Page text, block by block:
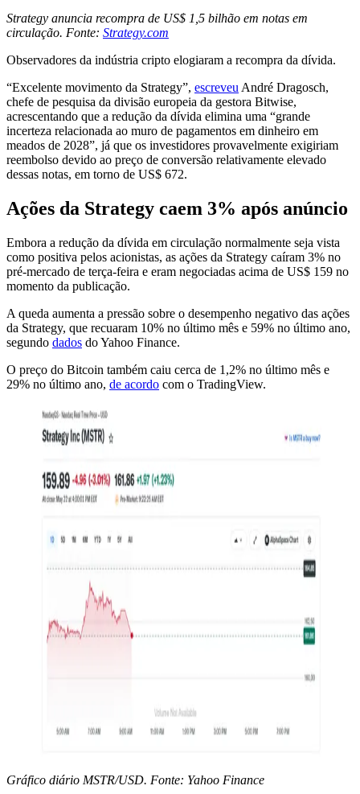
Strategy anuncia recompra de US$ 1,5 bilhão em notas em
circulação. Fonte: Strategy.com
Observadores da indústria cripto elogiaram a recompra da dívida.
“Excelente movimento da Strategy”, escreveu André Dragosch,
chefe de pesquisa da divisão europeia da gestora Bitwise,
acrescentando que a redução da dívida elimina uma “grande
incerteza relacionada ao muro de pagamentos em dinheiro em
meados de 2028”, já que os investidores provavelmente exigiriam
reembolso devido ao preço de conversão relativamente elevado
dessas notas, em torno de US$ 672.
Ações da Strategy caem 3% após anúncio
Embora a redução da dívida em circulação normalmente seja vista
como positiva pelos acionistas, as ações da Strategy caíram 3% no
pré-mercado de terça-feira e eram negociadas acima de US$ 159 no
momento da publicação.
A queda aumenta a pressão sobre o desempenho negativo das ações
da Strategy, que recuaram 10% no último mês e 59% no último ano,
segundo dados do Yahoo Finance.
O preço do Bitcoin também caiu cerca de 1,2% no último mês e
29% no último ano, de acordo com o TradingView.
Gráfico diário MSTR/USD. Fonte: Yahoo Finance